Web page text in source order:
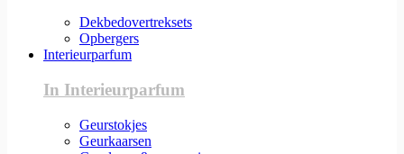
Dekbedovertreksets
Opbergers
Interieurparfum
In Interieurparfum
Geurstokjes
Geurkaarsen